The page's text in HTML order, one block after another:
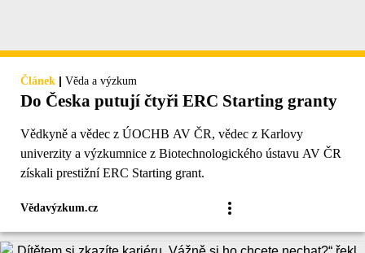
Článek | Věda a výzkum
Do Česka putují čtyři ERC Starting granty
Vědkyně a vědec z ÚOCHB AV ČR, vědec z Karlovy
univerzity a výzkumnice z Biotechnologického ústavu AV ČR
získali prestižní ERC Starting grant.
Vědavýzkum.cz